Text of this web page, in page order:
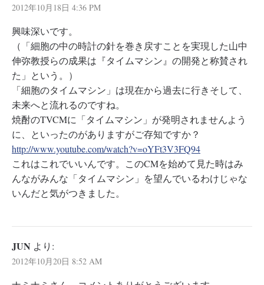
2012年10月18日 4:36 PM
興味深いです。
（「細胞の中の時計の針を巻き戻すことを実現した山中
伸弥教授らの成果は『タイムマシン』の開発と称賛され
た」という。）
「細胞のタイムマシン」は現在から過去に行きそして、
未来へと流れるのですね。
焼酎のTVCMに「タイムマシン」が発明されませんよう
に、といったのがありますがご存知ですか？
http://www.youtube.com/watch?v=oYFt3V3FQ94
これはこれでいいんです。このCMを始めて見た時はみ
んながみんな「タイムマシン」を望んでいるわけじゃな
いんだと気がつきました。
JUN より:
2012年10月20日 8:52 AM